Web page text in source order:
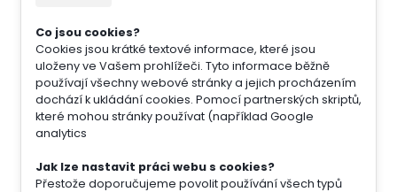
Co jsou cookies?
Cookies jsou krátké textové informace, které jsou
uloženy ve Vašem prohlížeči. Tyto informace běžně
používají všechny webové stránky a jejich procházením
dochází k ukládání cookies. Pomocí partnerských skriptů,
které mohou stránky používat (například Google
analytics
Jak lze nastavit práci webu s cookies?
Přestože doporučujeme povolit používání všech typů